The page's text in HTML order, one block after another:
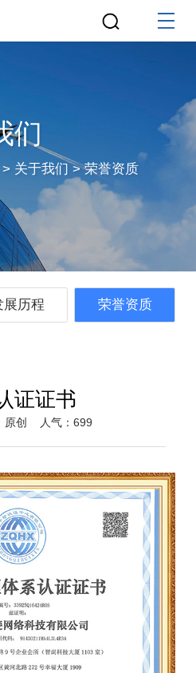
们
> 关于我们 >荣誉资质
展历程 荣誉资质
证证书
原创 人气：699